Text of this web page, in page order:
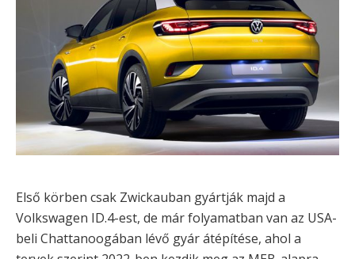
Első körben csak Zwickauban gyártják majd a
Volkswagen ID.4-est, de már folyamatban van az USA-
beli Chattanoogában lévő gyár átépítése, ahol a